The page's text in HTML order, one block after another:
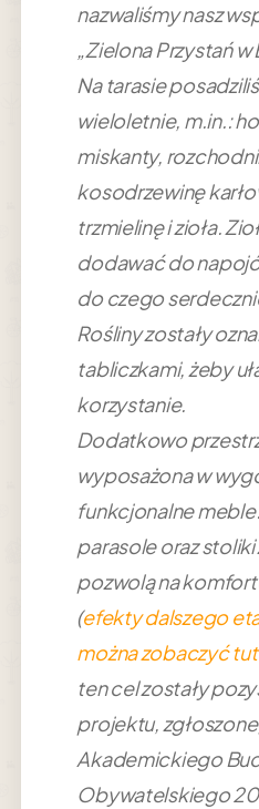
nazwaliśmy nasz
„Zielona Przystań w
Na tarasie
wieloletnie, m.in.:
miskanty,
kosodrzewinę
trzmielinę i zioła.
dodawać do
do czego
Rośliny zostały
tabliczkami, żeby
korzystanie.
Dodatkowo
wyposażona w
funkcjonalne
parasole oraz stoliki
pozwolą na
(efekty dalszego
można zobaczyć
ten cel zostały
projektu,
Akademickiego
Obywatelskiego